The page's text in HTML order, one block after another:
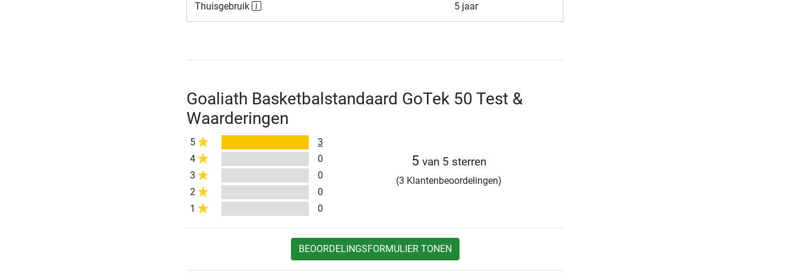
Thuisgebruik 5 jaar
Goaliath Basketbalstandaard GoTek 50 Test &
Waarderingen
5
3
4
0
3
0
2
0
1
0
5 van 5 sterren
(3 Klantenbeoordelingen)
BEOORDELINGSFORMULIER TONEN